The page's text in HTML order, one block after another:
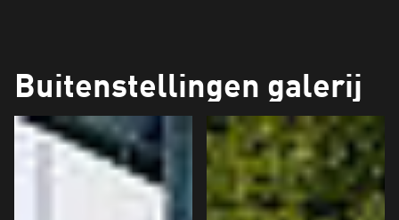
Buitenstellingen galerij